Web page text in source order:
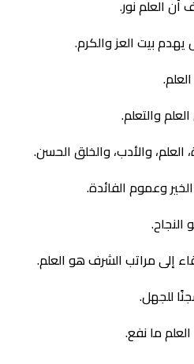
العلم نور.
يهدم بيت العز والكرم.
والتعلم.
العلم، والأدب، والخلق الحسن.
وعموم الفائدة.
النجاح.
إلى مراتب الشرف هو العلم.
للجهل.
ما نفع.